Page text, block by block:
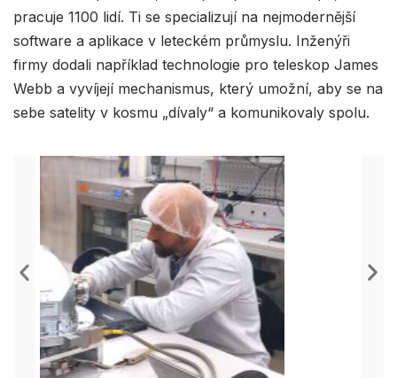
pracuje 1100 lidí. Ti se specializují na nejmodernější
software a aplikace v leteckém průmyslu. Inženýři
firmy dodali například technologie pro teleskop James
Webb a vyvíjejí mechanismus, který umožní, aby se na
sebe satelity v kosmu „dívaly“ a komunikovaly spolu.